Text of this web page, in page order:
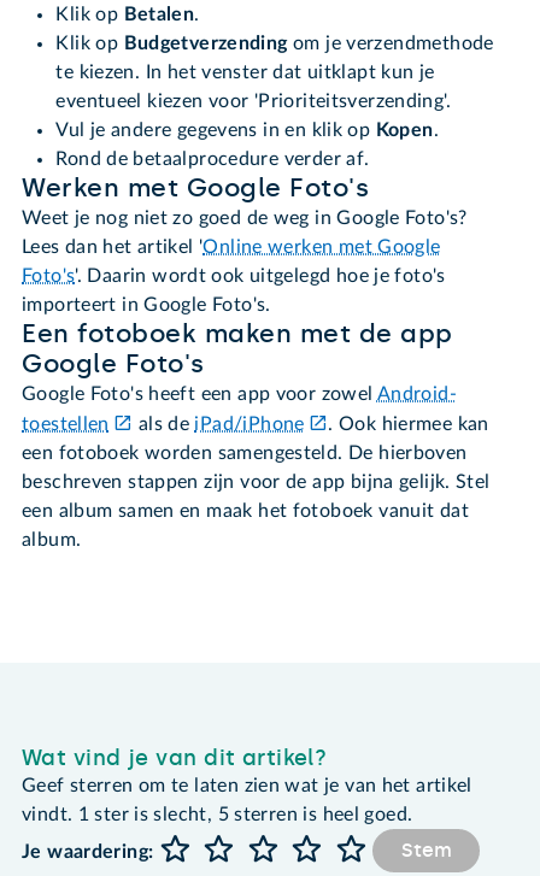
Klik op Betalen.
Klik op Budgetverzendingom je verzendmethode
te kiezen. In het venster dat uitklapt kun je
eventueel kiezen voor 'Prioriteitsverzending'.
Vul je andere gegevens in en klik op Kopen.
Rond de betaalprocedure verder af.
Werken met Google Foto's
Weet je nog niet zo goed de weg in Google Foto's?
Lees dan het artikel 'Online werken met Google
Foto's'. Daarin wordt ook uitgelegd hoe je foto's
importeert in Google Foto's.
Een fotoboek maken met de app
Google Foto's
Google Foto's heeft een app voor zowel Android-
toestellen
als de iPad/iPhone
. Ook hiermee kan
een fotoboek worden samengesteld. De hierboven
beschreven stappen zijn voor de app bijna gelijk. Stel
een album samen en maak het fotoboek vanuit dat
album.
Wat vind je van dit artikel?
Geef sterren om te laten zien wat je van het artikel
vindt. 1 ster is slecht, 5 sterren is heel goed.
Je waardering:
Stem